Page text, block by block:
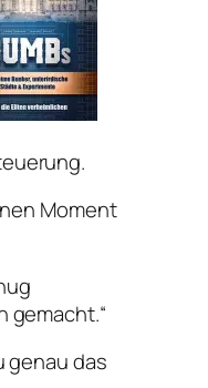
Moment
gemacht.“
genau das